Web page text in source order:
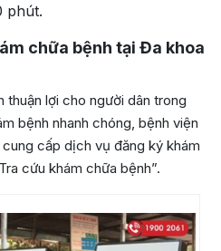
phút.
chữa bệnh tại Đa khoa
thuận lợi cho người dân trong
bệnh nhanh chóng, bệnh viện
cấp dịch vụ đăng ký khám
cứu khám chữa bệnh”.